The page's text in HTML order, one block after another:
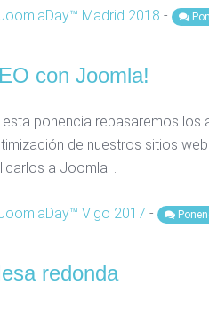
Madrid 2018 -
con Joomla!
esta ponencia repasaremos
de nuestros sitios
a Joomla! .
Vigo 2017 -
redonda